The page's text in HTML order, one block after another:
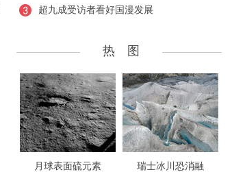
超九成受访者看好国漫发展
热 图
月球表面硫元素 瑞士冰川恐消融